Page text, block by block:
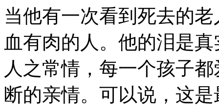
当他有一次看到死去的
血有肉的人。他的泪是
人之常情，每一个孩子
断的亲情。可以说，这